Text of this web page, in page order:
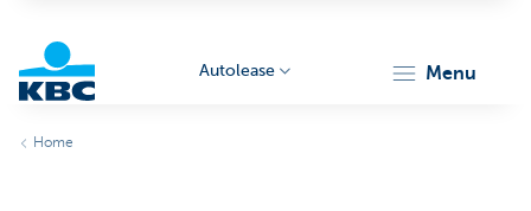
Autolease menu
Home